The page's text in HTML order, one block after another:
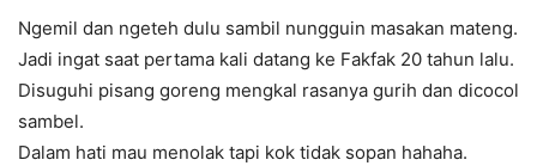
Ngemil dan ngeteh dulu sambil nungguin masakan mateng.
Jadi ingat saat pertama kali datang ke Fakfak 20 tahun lalu.
Disuguhi pisang goreng mengkal rasanya gurih dan dicocol
sambel.
Dalam hati mau menolak tapi kok tidak sopan hahaha.